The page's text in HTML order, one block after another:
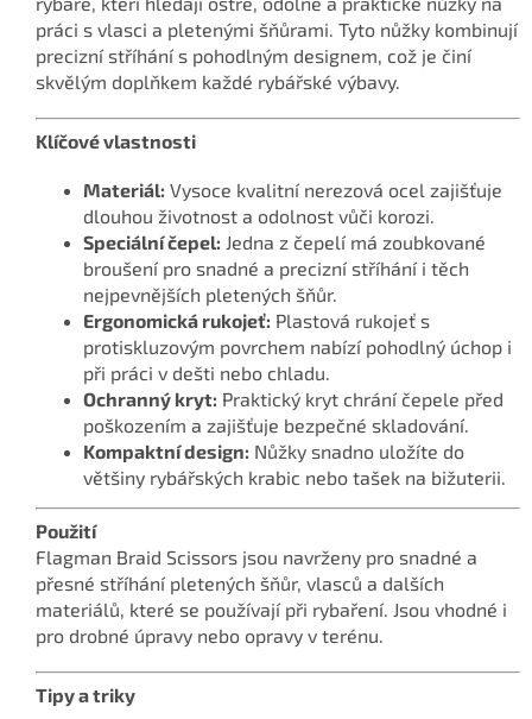
práci s vlasci a pletenými šňůrami. Tyto nůžky kombinují
precizní stříhání s pohodlným designem, což je činí
skvělým doplňkem každé rybářské výbavy.
Klíčové vlastnosti
Materiál: Vysoce kvalitní nerezová ocel zajišťuje
dlouhou životnost a odolnost vůči korozi.
Speciální čepel: Jedna z čepelí má zoubkované
broušení pro snadné a precizní stříhání i těch
nejpevnějších pletených šňůr.
Ergonomická rukojeť: Plastová rukojeť s
protiskluzovým povrchem nabízí pohodlný úchop i
při práci v dešti nebo chladu.
Ochranný kryt: Praktický kryt chrání čepele před
poškozením a zajišťuje bezpečné skladování.
Kompaktní design: Nůžky snadno uložíte do
většiny rybářských krabic nebo tašek na bižuterii.
Použití
Flagman Braid Scissors jsou navrženy pro snadné a
přesné stříhání pletených šňůr, vlasců a dalších
materiálů, které se používají při rybaření. Jsou vhodné i
pro drobné úpravy nebo opravy v terénu.
Tipy a triky